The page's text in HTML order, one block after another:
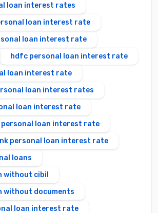
loan interest rates
loan interest rate
loan interest rate
hdfc personal loan interest rate
loan interest rate
loan interest rates
loan interest rate
personal loan interest rate
personal loan interest rate
loans
without cibil
without documents
loan interest rate